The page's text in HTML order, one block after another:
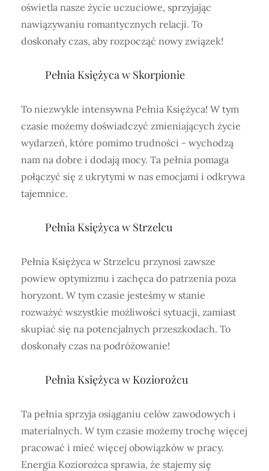
oświetla nasze życie uczuciowe, sprzyjając
nawiązywaniu romantycznych relacji. To
doskonały czas, aby rozpocząć nowy związek!
Pełnia Księżyca w Skorpionie
To niezwykle intensywna Pełnia Księżyca! W tym
czasie możemy doświadczyć zmieniających życie
wydarzeń, które pomimo trudności - wychodzą
nam na dobre i dodają mocy. Ta pełnia pomaga
połączyć się z ukrytymi w nas emocjami i odkrywa
tajemnice.
Pełnia Księżyca w Strzelcu
Pełnia Księżyca w Strzelcu przynosi zawsze
powiew optymizmu i zachęca do patrzenia poza
horyzont. W tym czasie jesteśmy w stanie
rozważyć wszystkie możliwości sytuacji, zamiast
skupiać się na potencjalnych przeszkodach. To
doskonały czas na podróżowanie!
Pełnia Księżyca w Koziorożcu
Ta pełnia sprzyja osiąganiu celów zawodowych i
materialnych. W tym czasie możemy trochę więcej
pracować i mieć więcej obowiązków w pracy.
Energia Koziorożca sprawia, że stajemy się